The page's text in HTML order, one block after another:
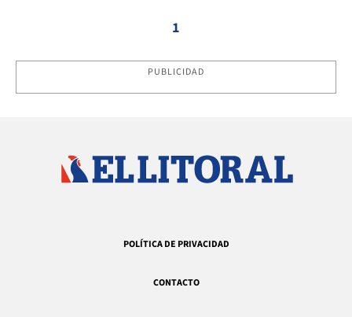
1
PUBLICIDAD
POLÍTICA DE PRIVACIDAD
CONTACTO